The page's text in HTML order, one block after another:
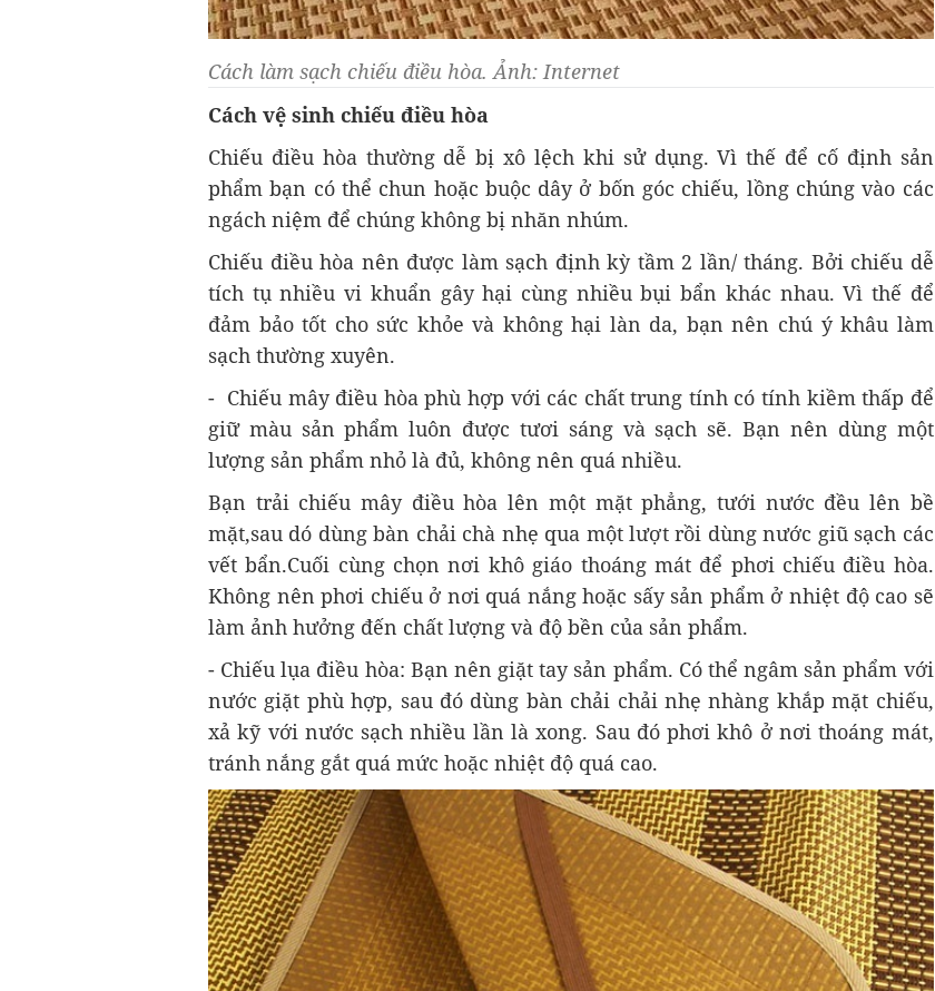
Cách làm sạch chiếu điều hòa. Ảnh: Internet
Cách vệ sinh chiếu điều hòa
Chiếu điều hòa thường dễ bị xô lệch khi sử dụng. Vì thế để cố định sản
phẩm bạn có thể chun hoặc buộc dây ở bốn góc chiếu, lồng chúng vào các
ngách niệm để chúng không bị nhăn nhúm.
Chiếu điều hòa nên được làm sạch định kỳ tầm 2 lần/ tháng. Bởi chiếu dễ
tích tụ nhiều vi khuẩn gây hại cùng nhiều bụi bẩn khác nhau. Vì thế để
đảm bảo tốt cho sức khỏe và không hại làn da, bạn nên chú ý khâu làm
sạch thường xuyên.
- Chiếu mây điều hòa phù hợp với các chất trung tính có tính kiềm thấp để
giữ màu sản phẩm luôn được tươi sáng và sạch sẽ. Bạn nên dùng một
lượng sản phẩm nhỏ là đủ, không nên quá nhiều.
Bạn trải chiếu mây điều hòa lên một mặt phẳng, tưới nước đều lên bề
mặt,sau dó dùng bàn chải chà nhẹ qua một lượt rồi dùng nước giũ sạch các
vết bẩn.Cuối cùng chọn nơi khô giáo thoáng mát để phơi chiếu điều hòa.
Không nên phơi chiếu ở nơi quá nắng hoặc sấy sản phẩm ở nhiệt độ cao sẽ
làm ảnh hưởng đến chất lượng và độ bền của sản phẩm.
- Chiếu lụa điều hòa: Bạn nên giặt tay sản phẩm. Có thể ngâm sản phẩm với
nước giặt phù hợp, sau đó dùng bàn chải chải nhẹ nhàng khắp mặt chiếu,
xả kỹ với nước sạch nhiều lần là xong. Sau đó phơi khô ở nơi thoáng mát,
tránh nắng gắt quá mức hoặc nhiệt độ quá cao.